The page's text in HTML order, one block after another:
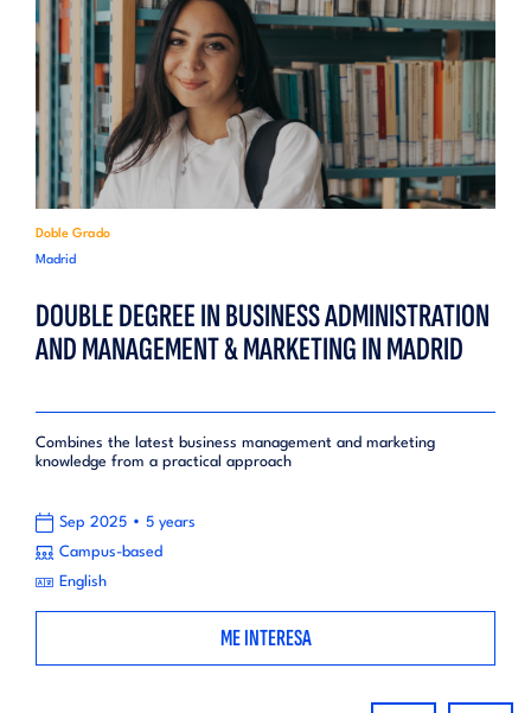
Doble Grado
Madrid
DOUBLE DEGREE IN BUSINESS ADMINISTRATION
AND MANAGEMENT & MARKETING IN MADRID
Combines the latest business management and marketing
knowledge from a practical approach
Sep 2025 • 5 years
Campus-based
English
ME INTERESA